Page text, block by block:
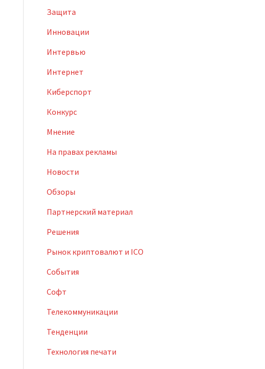
Защита
Инновации
Интервью
Интернет
Киберспорт
Конкурс
Мнение
На правах рекламы
Новости
Обзоры
Партнерский материал
Решения
Рынок криптовалют и ICO
События
Софт
Телекоммуникации
Тенденции
Технология печати